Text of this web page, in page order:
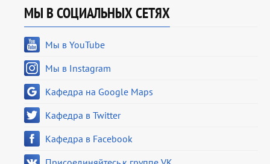
МЫ В СОЦИАЛЬНЫХ СЕТЯХ
Мы в YouTube
Мы в Instagram
Кафедра на Google Maps
Кафедра в Twitter
Кафедра в Facebook